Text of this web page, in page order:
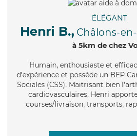
ÉLÉGANT
Henri B., Châlons-
à 5km de chez
Humain, enthousiaste et
d'expérience et possède un BEP
Sociales (CSS). Maitrisant bien
cardiovasculaires, Henri
courses/livraison, transports,